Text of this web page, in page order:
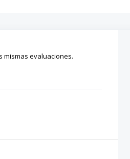
mismas evaluaciones.